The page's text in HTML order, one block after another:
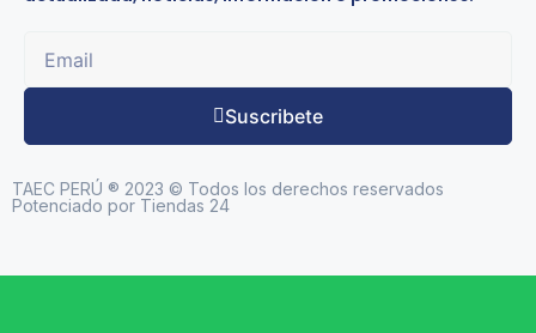
Suscribete
TAEC PERÚ ® 2023 © Todos los derechos reservados
Potenciado por Tiendas 24